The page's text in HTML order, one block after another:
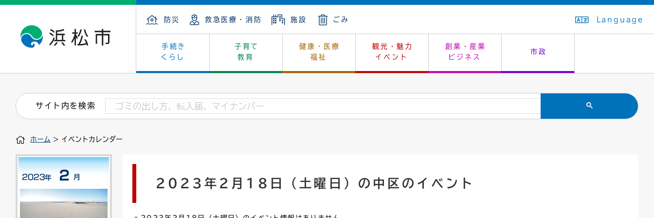
防災 救急医療・消防 施設 ごみ Language
手続き
くらし
子育て
教育
健康・医療
福祉
観光・魅力
イベント
創業・産業
ビジネス
市政
戸籍・住民の手続き 保険・年金 上下水道 生活排水
住まい・建築 墓地・斎場 消費生活 市民安全
税金
道路・交通・河川
印鑑登録証明書 戸籍謄本・抄本 住所変更
子育て・青少年・若者 教育 生涯学習 教育委員会
看護専門学校 学級閉鎖 幼稚園一覧 入学式・卒業式
小学校一覧
健康・医療 福祉 休日当番医 救急・夜間診療
介護保険 保健所 感染症
文化・芸術 文化財 レジャー・スポーツ 施設予約（まつぼっくり）
浜松・浜名湖だいすきネット はじめよう、ハマライフ はたちの集い
産業振興 カーボンニュートラル 土地 指定管理者制度
発注情報(入札・契約) 福祉・介護 環境対策 公共事業の技術監理
募集
市の概要 庁舎案内 市長の部屋 議会
外郭団体 統計 選挙 オープンデータ
職員採用
行政区
会議 情報公開・個人情報 監査
サイト内を検索
ホーム > イベントカレンダー
2023年2月18日（土曜日）の中区のイベント